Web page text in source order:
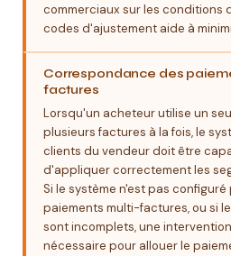
commerciaux sur les conditions
codes d'ajustement aide à
Correspondance des
factures
Lorsqu'un acheteur utilise un
plusieurs factures à la fois, le
clients du vendeur doit être
d'appliquer correctement les
Si le système n'est pas configuré
paiements multi-factures, ou si
sont incomplets, une
nécessaire pour allouer le